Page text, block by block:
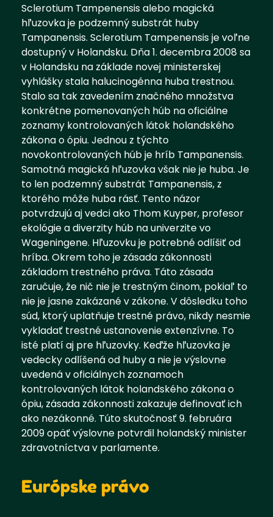
Sclerotium Tampenensis alebo magická
hľuzovka je podzemný substrát huby
Tampanensis. Sclerotium Tampenensis je voľne
dostupný v Holandsku. Dňa 1. decembra 2008 sa
v Holandsku na základe novej ministerskej
vyhlášky stala halucinogénna huba trestnou.
Stalo sa tak zavedením značného množstva
konkrétne pomenovaných húb na oficiálne
zoznamy kontrolovaných látok holandského
zákona o ópiu. Jednou z týchto
novokontrolovaných húb je hríb Tampanensis.
Samotná magická hľuzovka však nie je huba. Je
to len podzemný substrát Tampanensis, z
ktorého môže huba rásť. Tento názor
potvrdzujú aj vedci ako Thom Kuyper, profesor
ekológie a diverzity húb na univerzite vo
Wageningene. Hľuzovku je potrebné odlíšiť od
hríba. Okrem toho je zásada zákonnosti
základom trestného práva. Táto zásada
zaručuje, že nič nie je trestným činom, pokiaľ to
nie je jasne zakázané v zákone. V dôsledku toho
súd, ktorý uplatňuje trestné právo, nikdy nesmie
vykladať trestné ustanovenie extenzívne. To
isté platí aj pre hľuzovky. Keďže hľuzovka je
vedecky odlíšená od huby a nie je výslovne
uvedená v oficiálnych zoznamoch
kontrolovaných látok holandského zákona o
ópiu, zásada zákonnosti zakazuje definovať ich
ako nezákonné. Túto skutočnosť 9. februára
2009 opäť výslovne potvrdil holandský minister
zdravotníctva v parlamente.
Európske právo